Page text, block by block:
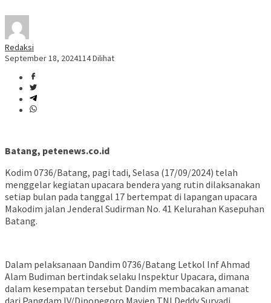
Redaksi
September 18, 2024114 Dilihat
Batang, petenews.co.id
Kodim 0736/Batang, pagi tadi, Selasa (17/09/2024) telah
menggelar kegiatan upacara bendera yang rutin dilaksanakan
setiap bulan pada tanggal 17 bertempat di lapangan upacara
Makodim jalan Jenderal Sudirman No. 41 Kelurahan Kasepuhan
Batang.
Dalam pelaksanaan Dandim 0736/Batang Letkol Inf Ahmad
Alam Budiman bertindak selaku Inspektur Upacara, dimana
dalam kesempatan tersebut Dandim membacakan amanat